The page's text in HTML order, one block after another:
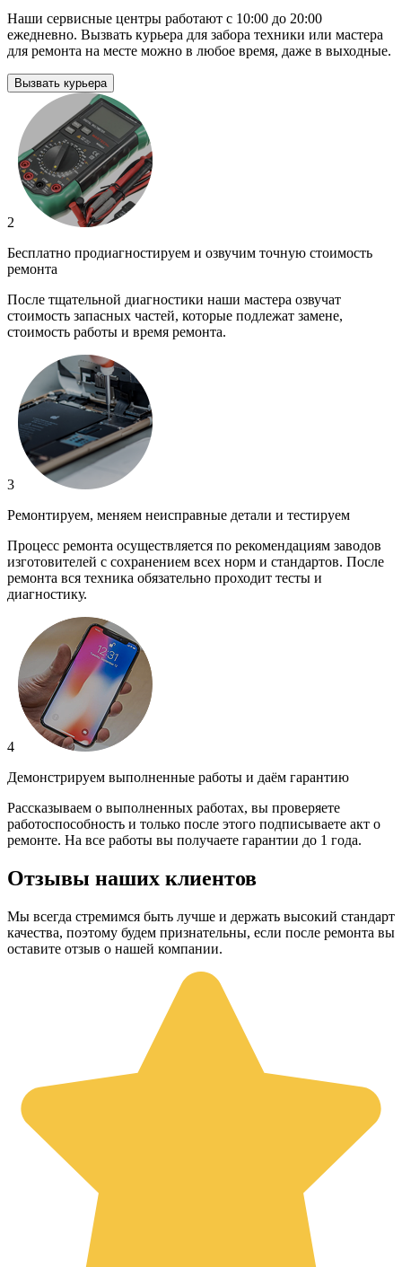
Наши сервисные центры работают с 10:00 до 20:00
ежедневно. Вызвать курьера для забора техники или мастера
для ремонта на месте можно в любое время, даже в выходные.
Вызвать курьера
2
Бесплатно продиагностируем и озвучим точную стоимость
ремонта
После тщательной диагностики наши мастера озвучат
стоимость запасных частей, которые подлежат замене,
стоимость работы и время ремонта.
3
Ремонтируем, меняем неисправные детали и тестируем
Процесс ремонта осуществляется по рекомендациям заводов
изготовителей с сохранением всех норм и стандартов. После
ремонта вся техника обязательно проходит тесты и
диагностику.
4
Демонстрируем выполненные работы и даём гарантию
Рассказываем о выполненных работах, вы проверяете
работоспособность и только после этого подписываете акт о
ремонте. На все работы вы получаете гарантии до 1 года.
Отзывы наших клиентов
Мы всегда стремимся быть лучше и держать высокий стандарт
качества, поэтому будем признательны, если после ремонта вы
оставите отзыв о нашей компании.